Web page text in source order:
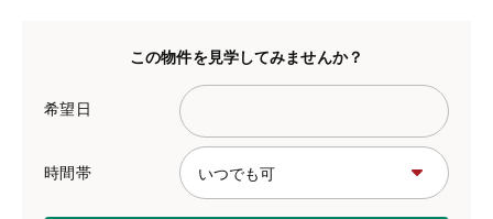
この物件を見学してみませんか？
希望日
時間帯